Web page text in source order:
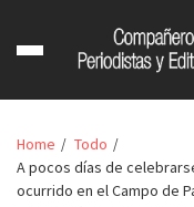
Home
Todo
A pocos días de
ocurrido en el Campo de